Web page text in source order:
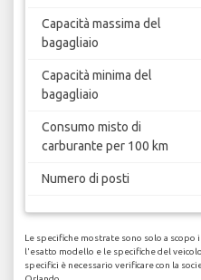
Capacità massima del
bagagliaio
Capacità minima del
bagagliaio
Consumo misto di
carburante per 100 km
Numero di posti
Le specifiche mostrate sono solo a
l'esatto modello e le specifiche del
specifici è necessario verificare con la